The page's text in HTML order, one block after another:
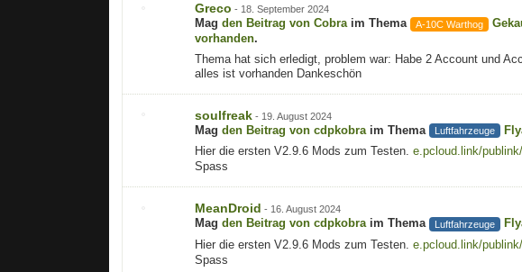
Greco - 18. September 2024
Mag den Beitrag von Cobraim Thema A-10C Warthog
vorhanden.
Thema hat sich erledigt, problem war: Habe 2 Account und
alles ist vorhanden Dankeschön
soulfreak- 19. August 2024
Mag den Beitrag von cdpkobraim Thema Luftfahrzeuge
Hier die ersten V2.9.6 Mods zum Testen. e.pcloud.link/
Spass
MeanDroid - 16. August 2024
Mag den Beitrag von cdpkobraim Thema Luftfahrzeuge
Hier die ersten V2.9.6 Mods zum Testen. e.pcloud.link/
Spass